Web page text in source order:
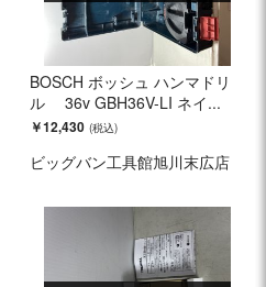
BOSCH ボッシュ ハンマドリ
ル 36v GBH36V-LI ネイ...
￥12,430
ビッグバン工具館旭川末広店